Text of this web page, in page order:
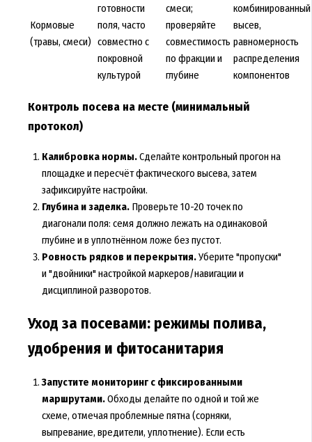
Кормовые
(травы, смеси)
готовности
поля, часто
совместно с
покровной
культурой
смеси;
проверяйте
совместимость
по фракции и
глубине
комбинированный
высев,
равномерность
распределения
компонентов
Контроль посева на месте (минимальный
протокол)
Калибровка нормы.Сделайте контрольный прогон на
площадке и пересчёт фактического высева, затем
зафиксируйте настройки.
Глубина и заделка.Проверьте 10-20 точек по
диагонали поля: семя должно лежать на одинаковой
глубине и в уплотнённом ложе без пустот.
Ровность рядков и перекрытия.Уберите "пропуски"
и "двойники" настройкой маркеров/навигации и
дисциплиной разворотов.
Уход за посевами: режимы полива,
удобрения и фитосанитария
Запустите мониторинг с фиксированными
маршрутами.Обходы делайте по одной и той же
схеме, отмечая проблемные пятна (сорняки,
выпревание, вредители, уплотнение). Если есть